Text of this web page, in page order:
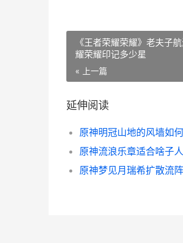
《王者荣耀荣耀》老夫子
耀荣耀印记多少星
« 上一篇
延伸阅读
原神明冠山地的风墙如